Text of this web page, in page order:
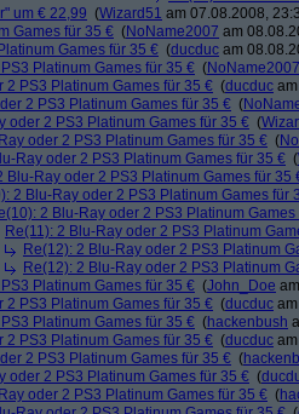
um € 22,99 (Wizard51 am 07.08.2008,
Games für 35 € (NoName2007 am
Games für 35 € (ducduc am
Platinum Games für 35 € (NoName2007
2 PS3 Platinum Games für 35 € (ducduc
2 PS3 Platinum Games für 35 € (
oder 2 PS3 Platinum Games für 35 € (
oder 2 PS3 Platinum Games für 35 € (
Ray oder 2 PS3 Platinum Games für 35 € (
Blu-Ray oder 2 PS3 Platinum Games für 35
2 Blu-Ray oder 2 PS3 Platinum Games für
2 Blu-Ray oder 2 PS3 Platinum Games
Re(11): 2 Blu-Ray oder 2 PS3 Platinum
Re(12): 2 Blu-Ray oder 2 PS3 Platinum
Re(12): 2 Blu-Ray oder 2 PS3 Platinum
Platinum Games für 35 € (John_Doe
2 PS3 Platinum Games für 35 € (ducduc
Platinum Games für 35 € (hackenbush
2 PS3 Platinum Games für 35 € (ducduc
2 PS3 Platinum Games für 35 € (
oder 2 PS3 Platinum Games für 35 € (
oder 2 PS3 Platinum Games für 35 € (